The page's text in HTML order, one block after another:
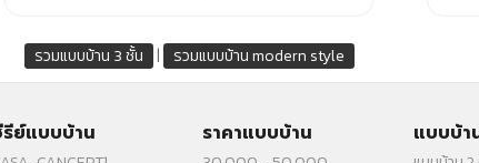
รวมแบบบ้าน 3 ชั้น | รวมแบบบ้าน modern style
ย์แบบบ้าน ราคาแบบบ้าน แบบบ้